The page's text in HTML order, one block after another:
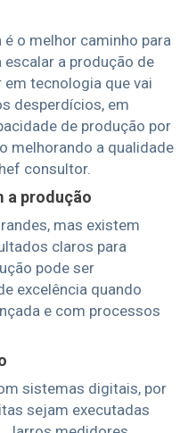
o melhor caminho para
escalar a produção de
tecnologia que vai
desperdícios, em
de produção por
melhorando a qualidade
consultor.
a produção
mas existem
claros para
pode ser
excelência quando
e com processos
sistemas digitais, por
sejam executadas